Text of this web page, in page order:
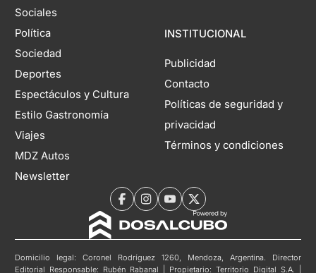
Sociales
Política
Sociedad
Deportes
Espectáculos y Cultura
Estilo Gastronomía
Viajes
MDZ Autos
Newsletter
INSTITUCIONAL
Publicidad
Contacto
Políticas de seguridad y
privacidad
Términos y condiciones
Domicilio legal: Coronel Rodríguez 1260, Mendoza, Argentina. Director
Editorial Responsable: Rubén Rabanal | Propietario: Territorio Digital S.A. |